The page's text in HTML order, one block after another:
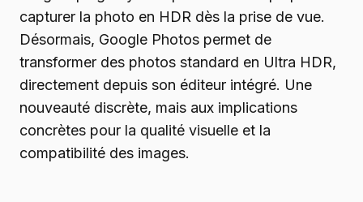
capturer la photo en HDR dès la prise de vue.
Désormais, Google Photos permet de
transformer des photos standard en Ultra HDR,
directement depuis son éditeur intégré. Une
nouveauté discrète, mais aux implications
concrètes pour la qualité visuelle et la
compatibilité des images.